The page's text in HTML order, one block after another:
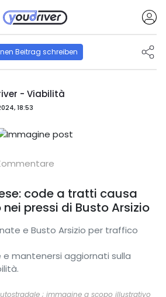
Beitrag schreiben
- Viabilità
18:53
code a tratti causa
pressi di Busto Arsizio
e Busto Arsizio per traffico
mantenersi aggiornati sulla
; immagine a scopo illustrativo